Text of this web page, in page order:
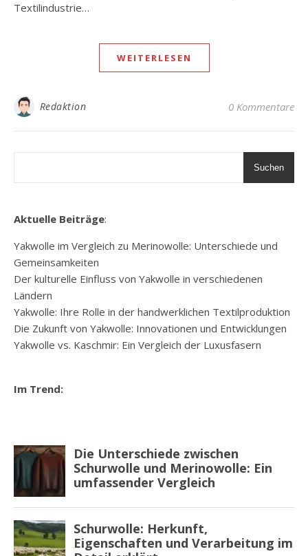
Textilindustrie…
WEITERLESEN
Redaktion 0 Kommentare
Suchen
Aktuelle Beiträge:
Yakwolle im Vergleich zu Merinowolle: Unterschiede und
Gemeinsamkeiten
Der kulturelle Einfluss von Yakwolle in verschiedenen
Ländern
Yakwolle: Ihre Rolle in der handwerklichen Textilproduktion
Die Zukunft von Yakwolle: Innovationen und Entwicklungen
Yakwolle vs. Kaschmir: Ein Vergleich der Luxusfasern
Im Trend: